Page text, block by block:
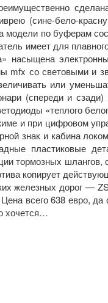
(сине-бело-
модели по буферам
имеет для
насыщена
mfx со световыми и
или
(спереди и
«теплого
и при цифровом
знак и кабина
пластиковые
тормозных
копирует
железных дорог —
всего 638 евро,
хочется…